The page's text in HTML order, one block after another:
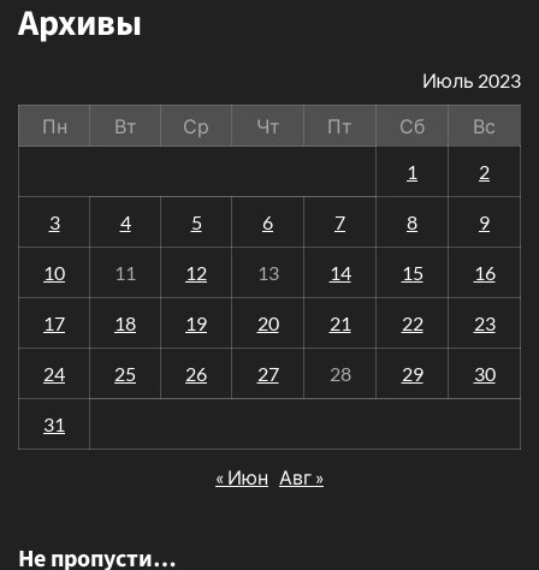
Архивы
Июль 2023
Пн
Вт Ср Чт Пт Сб
Вс
1
2
3 4 5 6 7 8 9
10 11 12 13 14 15 16
17 18 19 20 21 22 23
24 25 26 27 28 29 30
31
« Июн Авг »
Не пропусти…